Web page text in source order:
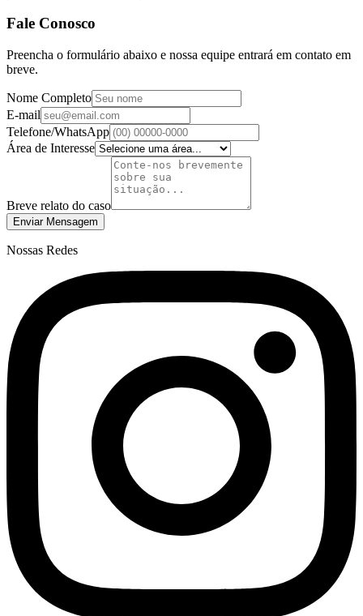
Fale Conosco
Preencha o formulário abaixo e nossa equipe entrará em contato em
breve.
Nome Completo
E-mail
Telefone/WhatsApp
Área de Interesse
Breve relato do caso
Enviar Mensagem
Nossas Redes